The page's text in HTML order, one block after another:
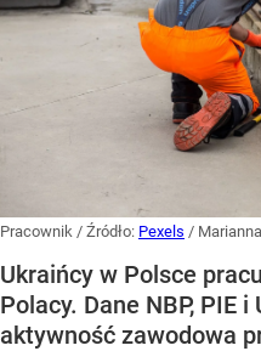
Pracownik / Źródło: Pexels /
Ukraińcy w Polsce
Polacy. Dane NBP, PIE
aktywność zawodowa